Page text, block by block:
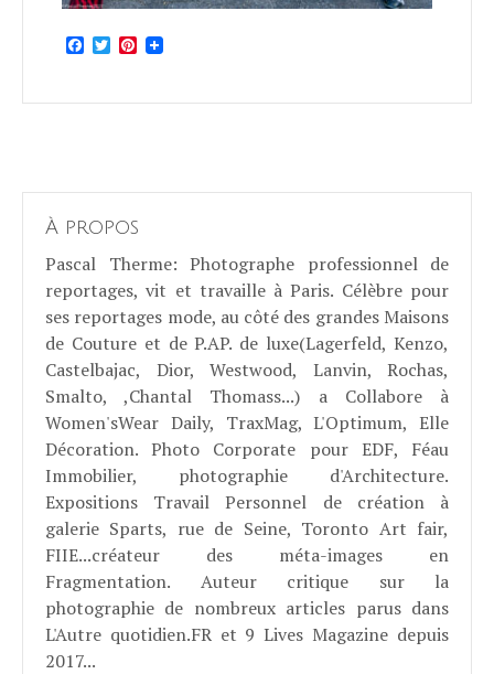
Facebook
TwitterPinterest
À propos
Pascal Therme: Photographe professionnel de
reportages, vit et travaille à Paris. Célèbre pour
ses reportages mode, au côté des grandes Maisons
de Couture et de P.AP. de luxe(Lagerfeld, Kenzo,
Castelbajac, Dior, Westwood, Lanvin, Rochas,
Smalto, ,Chantal Thomass...) a Collabore à
Women'sWear Daily, TraxMag, L'Optimum, Elle
Décoration. Photo Corporate pour EDF, Féau
Immobilier, photographie d'Architecture.
Expositions Travail Personnel de création à
galerie Sparts, rue de Seine, Toronto Art fair,
FIIE...créateur des méta-images en
Fragmentation. Auteur critique sur la
photographie de nombreux articles parus dans
L'Autre quotidien.FR et 9 Lives Magazine depuis
2017...